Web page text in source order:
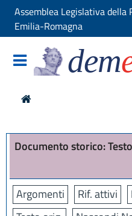
Assemblea Legislativa della
Emilia-Romagna
dem
Documento storico:
Argomenti Rif. attivi